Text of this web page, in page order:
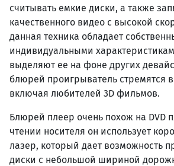
считывать емкие диски, а также
качественного видео с высокой
данная техника обладает
индивидуальными
выделяют ее на фоне других
блюрей проигрыватель стремятся
включая любителей 3D фильмов.
Блюрей плеер очень похож на DVD
чтении носителя он использует
лазер, который дает возможность
диски с небольшой шириной